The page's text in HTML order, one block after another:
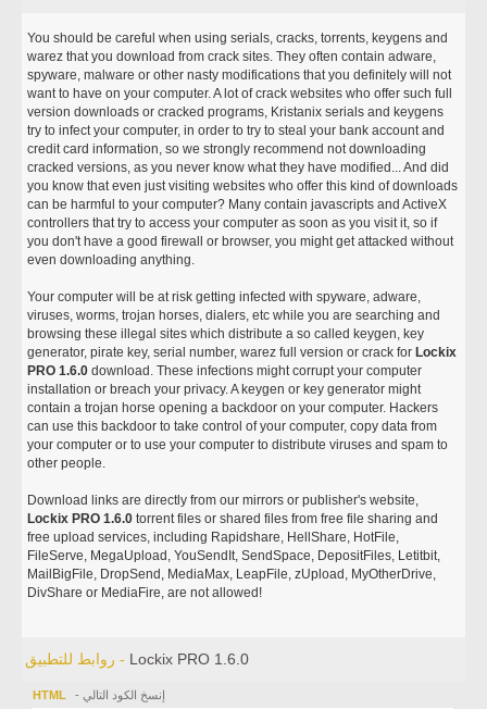
You should be careful when using serials, cracks, torrents, keygens and
warez that you download from crack sites. They often contain adware,
spyware, malware or other nasty modifications that you definitely will not
want to have on your computer. A lot of crack websites who offer such full
version downloads or cracked programs, Kristanix serials and keygens
try to infect your computer, in order to try to steal your bank account and
credit card information, so we strongly recommend not downloading
cracked versions, as you never know what they have modified... And did
you know that even just visiting websites who offer this kind of downloads
can be harmful to your computer? Many contain javascripts and ActiveX
controllers that try to access your computer as soon as you visit it, so if
you don't have a good firewall or browser, you might get attacked without
even downloading anything.
Your computer will be at risk getting infected with spyware, adware,
viruses, worms, trojan horses, dialers, etc while you are searching and
browsing these illegal sites which distribute a so called keygen, key
generator, pirate key, serial number, warez full version or crack for Lockix
PRO 1.6.0 download. These infections might corrupt your computer
installation or breach your privacy. A keygen or key generator might
contain a trojan horse opening a backdoor on your computer. Hackers
can use this backdoor to take control of your computer, copy data from
your computer or to use your computer to distribute viruses and spam to
other people.
Download links are directly from our mirrors or publisher's website,
Lockix PRO 1.6.0 torrent files or shared files from free file sharing and
free upload services, including Rapidshare, HellShare, HotFile,
FileServe, MegaUpload, YouSendIt, SendSpace, DepositFiles, Letitbit,
MailBigFile, DropSend, MediaMax, LeapFile, zUpload, MyOtherDrive,
DivShare or MediaFire, are not allowed!
روابط للتطبيق - Lockix PRO 1.6.0
HTML - إنسخ الكود التالي